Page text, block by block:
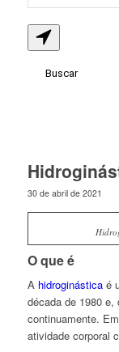
30 de abril de 2021
O que é
A hidroginásticaé
década de 1980 e,
continuamente.
atividade corporal